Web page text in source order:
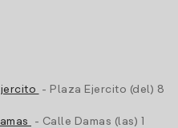
- Plaza Ejercito (del) 8
- Calle Damas (las) 1